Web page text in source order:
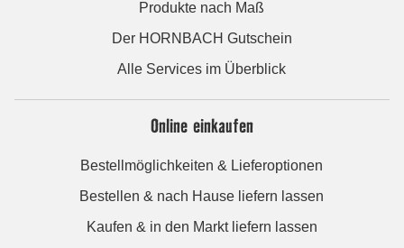
Produkte nach Maß
Der HORNBACH Gutschein
Alle Services im Überblick
Online einkaufen
Bestellmöglichkeiten & Lieferoptionen
Bestellen & nach Hause liefern lassen
Kaufen & in den Markt liefern lassen